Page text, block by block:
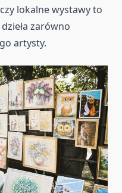
lokalne wystawy to
zarówno
artysty.